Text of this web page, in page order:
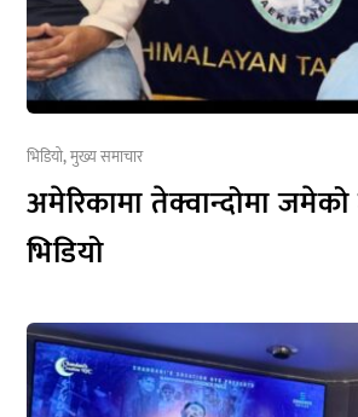
भिडियो,मुख्य समाचार
अमेरिकामा तेक्वान्दोमा
भिडियो